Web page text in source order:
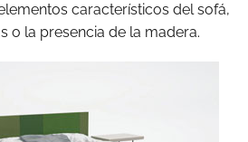
característicos del sofá,
o la presencia de la madera.